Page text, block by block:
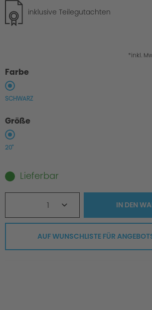
inklusive Teilegutachten
*inkl.
Farbe
SCHWARZ
Größe
20"
Lieferbar
1 IN DEN
AUF WUNSCHLISTE FÜR